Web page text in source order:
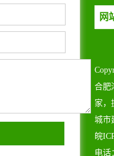
网
合肥
家，
城市
皖
电话